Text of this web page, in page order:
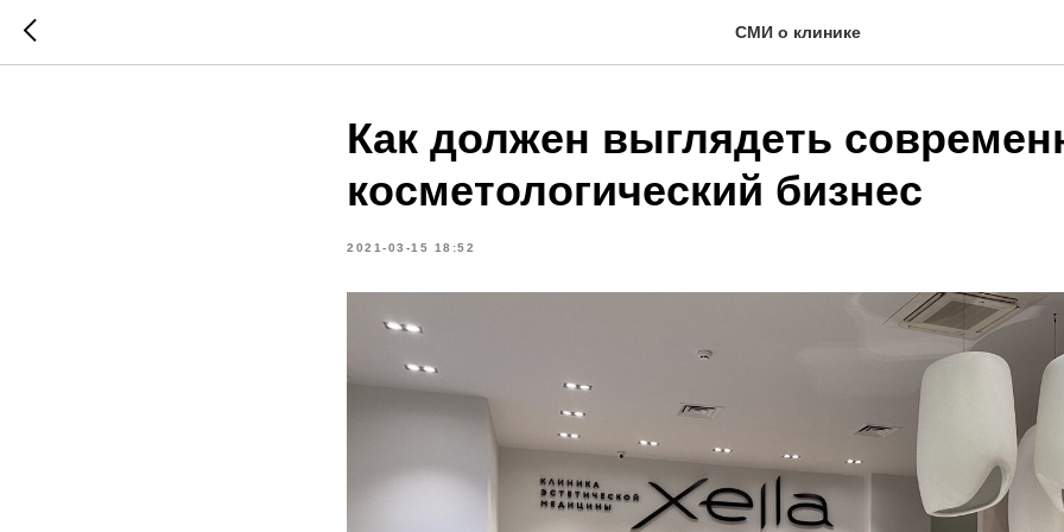
СМИ о клинике
Как должен выглядеть
косметологический бизнес
2021-03-15 18:52